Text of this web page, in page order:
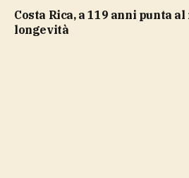
Costa Rica, a 119 anni punta al record mondiale di
longevità